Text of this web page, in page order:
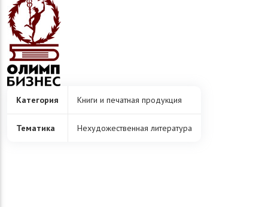
Категория Книги и печатная продукция
Тематика Нехудожественная литература